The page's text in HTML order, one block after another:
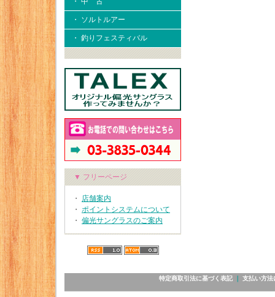
・ ソルトルアー
・ 釣りフェスティバル
▼ フリーページ
・ 店舗案内
・ ポイントシステムについて
・ 偏光サングラスのご案内
特定商取引法に基づく表記｜ 支払い方法